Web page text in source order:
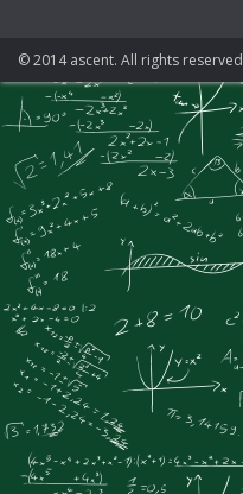
© 2014 ascent. All rights reserved